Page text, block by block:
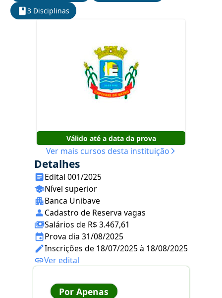
3 Disciplinas
Válido até a data da prova
Ver mais cursos desta instituição
Detalhes
Edital 001/2025
Nível superior
Banca Unibave
Cadastro de Reserva vagas
Salários de R$ 3.467,61
Prova dia 31/08/2025
Inscrições de 18/07/2025 à 18/08/2025
Ver edital
Por Apenas